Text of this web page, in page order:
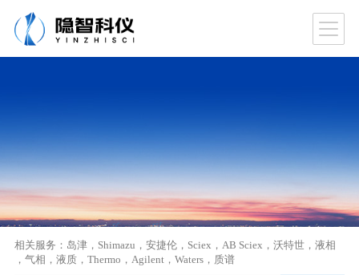
相关服务： 岛津， Shimazu ， 安捷伦， Sciex ， AB Sciex ， 沃特世， 液相
， 气相 ， 液质， Thermo ， Agilent ， Waters， 质谱